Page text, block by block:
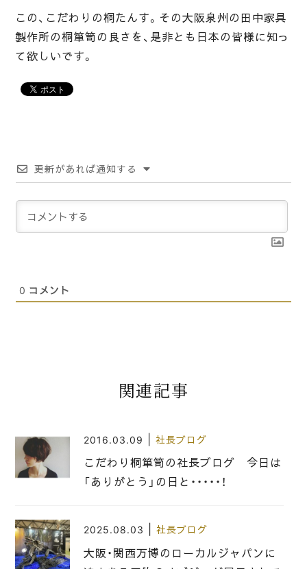
この、こだわりの桐たんす。その大阪泉州の田中家具
製作所の桐箪笥の良さを、是非とも日本の皆様に知っ
て欲しいです。
更新があれば通知する
0 コメント
関連記事
2016.03.09 社長ブログ
こだわり桐箪笥の社長ブログ 今日は
「ありがとう」の日と・・・・・！
2025.08.03 社長ブログ
大阪・関西万博のローカルジャパンに